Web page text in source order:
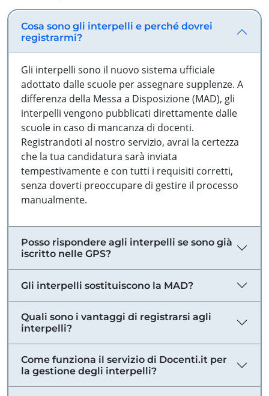
Cosa sono gli interpelli e perché dovrei
registrarmi?
Gli interpelli sono il nuovo sistema ufficiale
adottato dalle scuole per assegnare supplenze. A
differenza della Messa a Disposizione (MAD), gli
interpelli vengono pubblicati direttamente dalle
scuole in caso di mancanza di docenti.
Registrandoti al nostro servizio, avrai la certezza
che la tua candidatura sarà inviata
tempestivamente e con tutti i requisiti corretti,
senza doverti preoccupare di gestire il processo
manualmente.
Posso rispondere agli interpelli se sono già
iscritto nelle GPS?
Gli interpelli sostituiscono la MAD?
Quali sono i vantaggi di registrarsi agli
interpelli?
Come funziona il servizio di Docenti.it per
la gestione degli interpelli?